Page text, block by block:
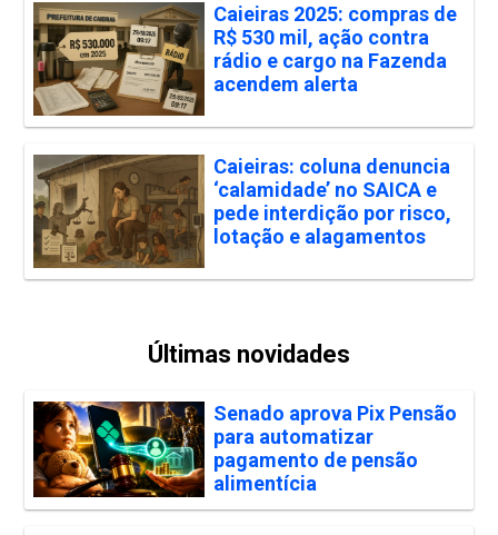
Caieiras 2025: compras de
R$ 530 mil, ação contra
rádio e cargo na Fazenda
acendem alerta
Caieiras: coluna denuncia
‘calamidade’ no SAICA e
pede interdição por risco,
lotação e alagamentos
Últimas novidades
Senado aprova Pix Pensão
para automatizar
pagamento de pensão
alimentícia